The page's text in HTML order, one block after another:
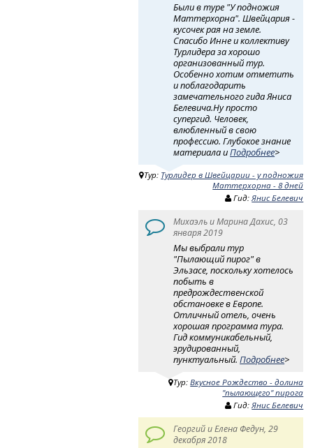
Были в туре "У подножия
Маттерхорна". Швейцария -
кусочек рая на земле.
Спасибо Инне и коллективу
Турлидера за хорошо
организованный тур.
Особенно хотим отметить
и поблагодарить
замечательного гида Яниса
Белевича.Ну просто
супергид. Человек,
влюбленный в свою
профессию. Глубокое знание
материала иПодробнее>
Тур: Турлидер в Швейцарии - у подножия
Маттерхорна - 8 дней
Гид:Янис Белевич
Михаэль и Марина Дахис, 03
января 2019
Мы выбрали тур
"Пылающий пирог" в
Эльзасе, поскольку хотелось
побыть в
предрождественской
обстановке в Европе.
Отличный отель, очень
хорошая программа тура.
Гид коммуникабельный,
эрудированный,
пунктуальный.Подробнее>
Тур:Вкусное Рождество - долина
"пылающего" пирога
Гид:Янис Белевич
Георгий и Елена Федун, 29
декабря 2018